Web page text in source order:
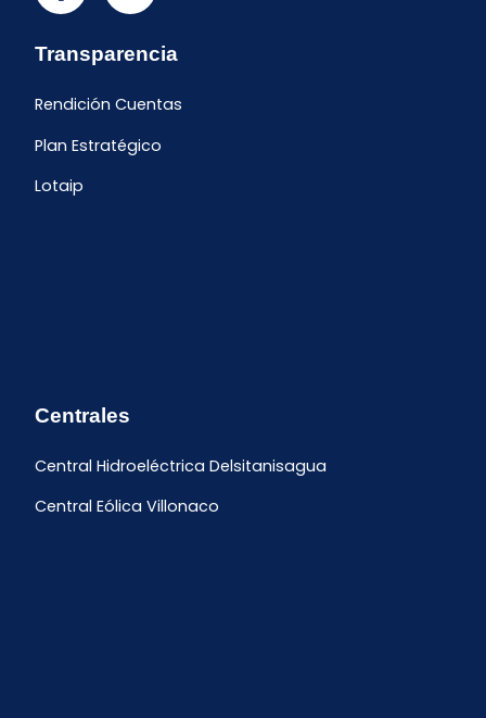
Transparencia
Rendición Cuentas
Plan Estratégico
Lotaip
Centrales
Central Hidroeléctrica Delsitanisagua
Central Eólica Villonaco